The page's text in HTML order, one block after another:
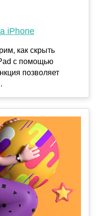
iPhone
как скрыть
с помощью
позволяет